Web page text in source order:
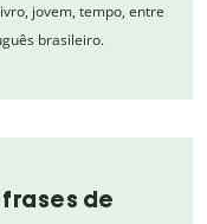
jovem, tempo, entre
brasileiro.
de